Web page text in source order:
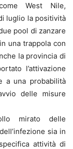
West Nile,
luglio la positività
pool di zanzare
una trappola con
la provincia di
l’attivazione
a una probabilità
delle misure
mirato delle
sia in
attività di